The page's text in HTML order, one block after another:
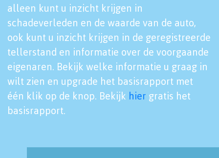
alleen kunt u inzicht krijgen in
schadeverleden en de waarde van de auto,
ook kunt u inzicht krijgen in de geregistreerde
tellerstand en informatie over de voorgaande
eigenaren. Bekijk welke informatie u graag in
wilt zien en upgrade het basisrapport met
één klik op de knop. Bekijk hier gratis het
basisrapport.